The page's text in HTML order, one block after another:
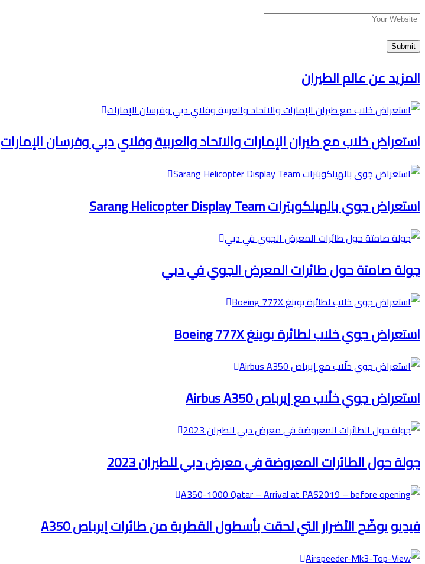
المزيد عن عالم الطيران
استعراض خلاب مع طيران الإمارات والاتحاد والعربية وفلاي دبي وفرسان الإمارات
استعراض جوي بالهيلكوبترات Sarang Helicopter Display Team
جولة صامتة حول طائرات المعرض الجوي في دبي
استعراض جوي خلاب لطائرة بوينغ Boeing 777X
استعراض جوي خلّاب مع إيرباص Airbus A350
جولة حول الطائرات المعروضة في معرض دبي للطيران 2023
فيديو يوضّح الأضرار التي لحقت بأسطول القطرية من طائرات إيرباص A350